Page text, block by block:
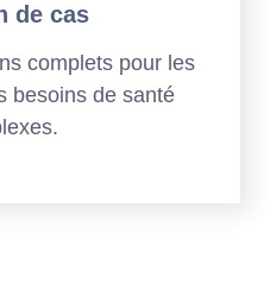
de cas
complets pour les
besoins de santé